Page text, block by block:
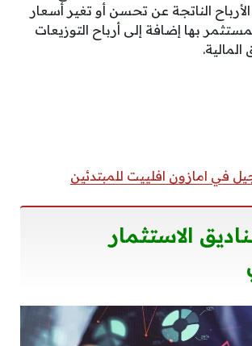
الناتجة عن تحسن أو تغير أسعار
بها إضافة إلى أرباح التوزيعات
في امازون افلييت للمبتدئين
الاستثمار